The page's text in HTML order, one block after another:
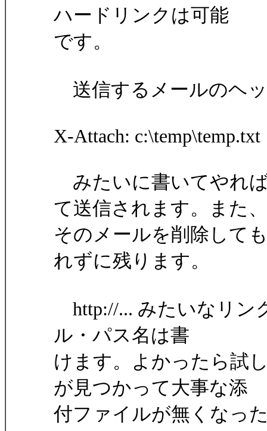
ハードリンクは可能
です。
送信するメールのヘ
X-Attach: c:\temp\temp.txt
みたいに書いてやれ
て送信されます。また、
そのメールを削除して
れずに残ります。
http://... みたいなリン
ル・パス名は書
けます。よかったら試
が見つかって大事な添
付ファイルが無くなっ